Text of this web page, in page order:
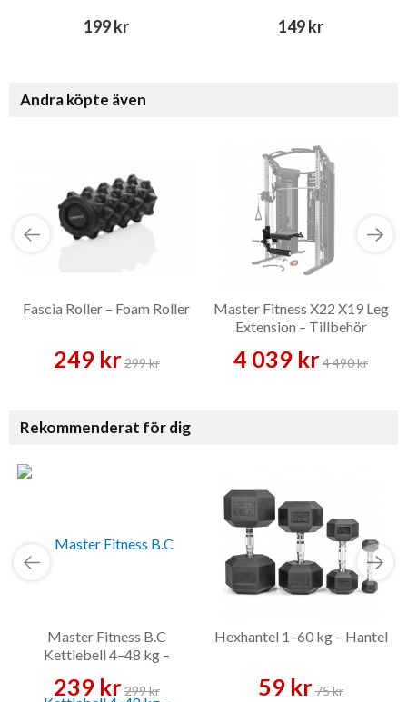
199 kr 149 kr
Andra köpte även
Fascia Roller – Foam Roller
249 kr299 kr
Master Fitness X22 X19 Leg
Extension – Tillbehör
4 039 kr4 490 kr
Rekommenderat för dig
Master Fitness B.C
Kettlebell 4–48 kg –
239 kr299 kr
Hexhantel 1–60 kg – Hantel
59 kr75 kr